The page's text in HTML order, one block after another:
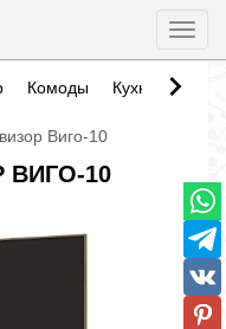
Комоды Кухни
Виго-10
ВИГО-10